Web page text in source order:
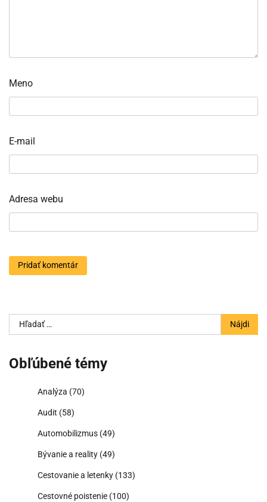
Meno
E-mail
Adresa webu
Hľadať:
Obľúbené témy
Analýza (70)
Audit (58)
Automobilizmus (49)
Bývanie a reality (49)
Cestovanie a letenky (133)
Cestovné poistenie (100)